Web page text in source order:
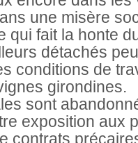
une misère
qui fait la honte
détachés
conditions de
girondines.
sont
exposition aux
contrats